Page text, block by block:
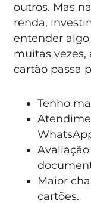
outros. Mas
renda,
entender
muitas
cartão passa
Tenho
Maior
cartões.